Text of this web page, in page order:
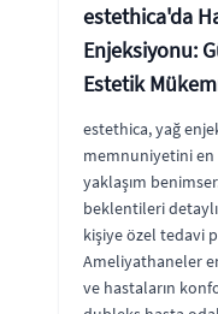
estethica'da
Enjeksiyonu:
Estetik
estethica, yağ
memnuniyetini en
yaklaşım
beklentileri
kişiye özel tedavi
Ameliyathaneler
ve hastaların